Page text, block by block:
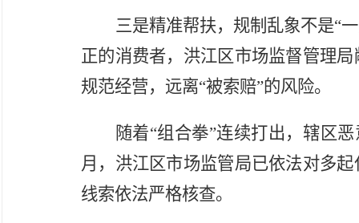
三是精准帮扶，规制乱象不是“
正的消费者，洪江区市场监督管理
规范经营，远离“被索赔”的风险。
随着“组合拳”连续打出，辖区
月，洪江区市场监管局已依法对多
线索依法严格核查。